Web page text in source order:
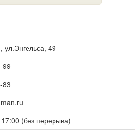
ул.Энгельса, 49
99
83
(без перерыва)